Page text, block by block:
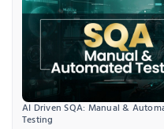
AI Driven SQA: Manual &
Testing